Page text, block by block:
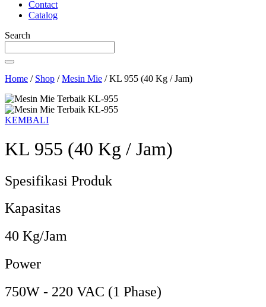
Contact
Catalog
Search
Home / Shop /Mesin Mie /KL 955 (40 Kg / Jam)
KEMBALI
KL 955 (40 Kg / Jam)
Spesifikasi Produk
Kapasitas
40 Kg/Jam
Power
750W - 220 VAC (1 Phase)